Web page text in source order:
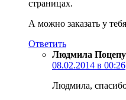
страницах.
А можно заказать у
Ответить
Людмила
08.02.2014 в 00:26
Людмила,